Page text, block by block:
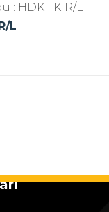
: HDKT-K-R/L
L